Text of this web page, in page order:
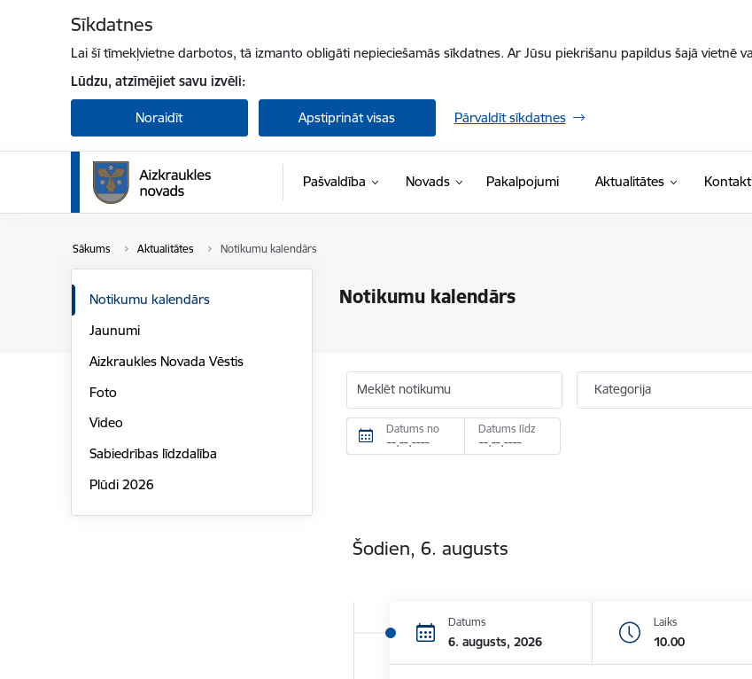
Sīkdatnes
Lai šī tīmekļvietne darbotos, tā izmanto obligāti nepieciešamās sīkdatnes. Ar Jūsu piekrišanu papildus šajā vietnē
Lūdzu, atzīmējiet savu izvēli:
Noraidīt Apstiprināt visas Pārvaldīt sīkdatnes
Pašvaldība Novads Pakalpojumi Aktualitātes
Sākums Aktualitātes Notikumu kalendārs
Notikumu kalendārs
Notikumu kalendārs
Jaunumi
Aizkraukles Novada Vēstis
Foto
Video
Sabiedrības līdzdalība
Plūdi 2026
Meklēt notikumu Kategorija
Datums no Datums līdz
Šodien, 6. augusts
Datums
6. augusts, 2026
Laiks
10.00